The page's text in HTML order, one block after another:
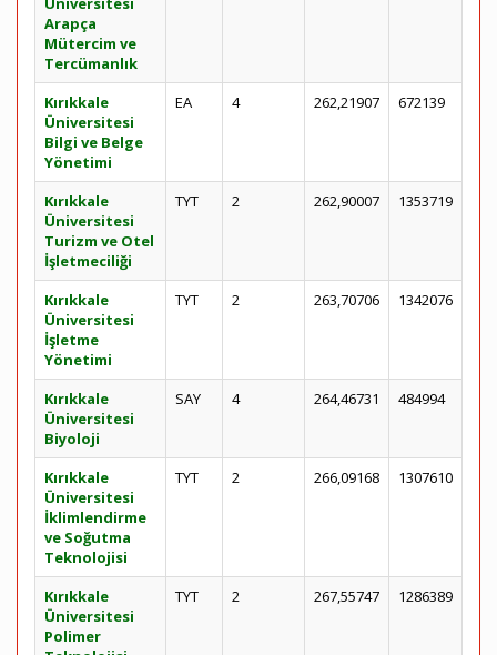
Arapça
Mütercim ve
Tercümanlık
Kırıkkale
Üniversitesi
Bilgi ve Belge
Yönetimi
EA 4 262,21907 672139
Kırıkkale
Üniversitesi
Turizm ve Otel
İşletmeciliği
TYT 2 262,90007 1353719
Kırıkkale
Üniversitesi
İşletme
Yönetimi
TYT 2 263,70706 1342076
Kırıkkale
Üniversitesi
Biyoloji
SAY 4 264,46731 484994
Kırıkkale
Üniversitesi
İklimlendirme
ve Soğutma
Teknolojisi
TYT 2 266,09168 1307610
Kırıkkale
Üniversitesi
Polimer
TYT 2 267,55747 1286389